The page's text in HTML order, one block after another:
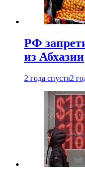
РФ
из Абхазии
2 года спустя2